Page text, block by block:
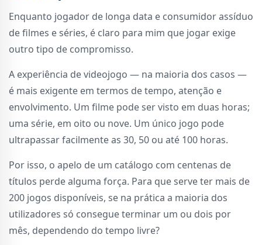
Enquanto jogador de longa data e consumidor assíduo
de filmes e séries, é claro para mim que jogar exige
outro tipo de compromisso.
A experiência de videojogo — na maioria dos casos —
é mais exigente em termos de tempo, atenção e
envolvimento. Um filme pode ser visto em duas horas;
uma série, em oito ou nove. Um único jogo pode
ultrapassar facilmente as 30, 50 ou até 100 horas.
Por isso, o apelo de um catálogo com centenas de
títulos perde alguma força. Para que serve ter mais de
200 jogos disponíveis, se na prática a maioria dos
utilizadores só consegue terminar um ou dois por
mês, dependendo do tempo livre?